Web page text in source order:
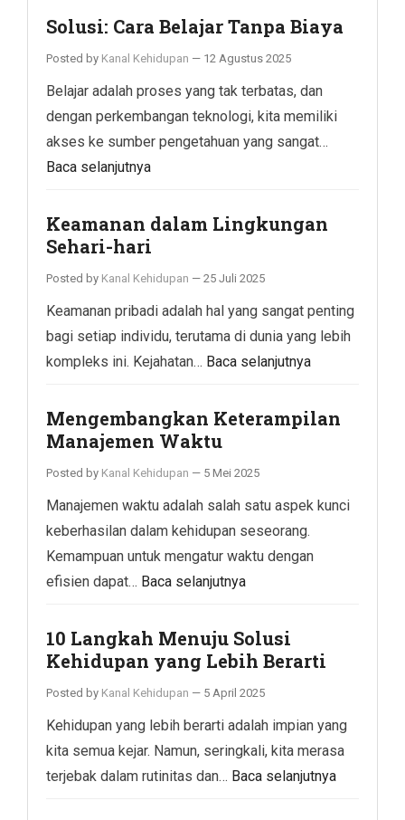
Solusi: Cara Belajar Tanpa Biaya
Posted by Kanal Kehidupan — 12 Agustus 2025
Belajar adalah proses yang tak terbatas, dan
dengan perkembangan teknologi, kita memiliki
akses ke sumber pengetahuan yang sangat…
Baca selanjutnya
Keamanan dalam Lingkungan
Sehari-hari
Posted by Kanal Kehidupan — 25 Juli 2025
Keamanan pribadi adalah hal yang sangat penting
bagi setiap individu, terutama di dunia yang lebih
kompleks ini. Kejahatan… Baca selanjutnya
Mengembangkan Keterampilan
Manajemen Waktu
Posted by Kanal Kehidupan — 5 Mei 2025
Manajemen waktu adalah salah satu aspek kunci
keberhasilan dalam kehidupan seseorang.
Kemampuan untuk mengatur waktu dengan
efisien dapat… Baca selanjutnya
10 Langkah Menuju Solusi
Kehidupan yang Lebih Berarti
Posted by Kanal Kehidupan — 5 April 2025
Kehidupan yang lebih berarti adalah impian yang
kita semua kejar. Namun, seringkali, kita merasa
terjebak dalam rutinitas dan… Baca selanjutnya